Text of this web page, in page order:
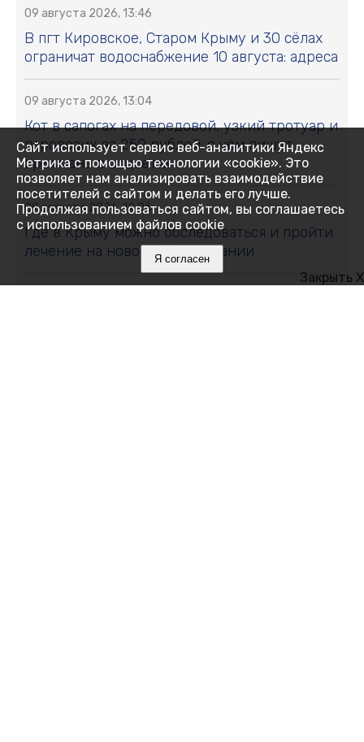
09 августа 2026, 13:46
В пгт Кировское, Старом Крыму и 30 сёлах
ограничат водоснабжение 10 августа: адреса
09 августа 2026, 13:04
Кот в сапогах на передовой, узкий тротуар и
паровозик за 250 рублей: о чём пишут
крымчане в соцсетях
09 августа 2026, 12:06
Где в Крыму можно обследоваться и пройти
лечение на новом оборудовании
Закрыть X
Сайт использует сервис веб-аналитики Яндекс
Метрика с помощью технологии «cookie». Это
позволяет нам анализировать взаимодействие
посетителей с сайтом и делать его лучше.
Продолжая пользоваться сайтом, вы соглашаетесь
с использованием файлов cookie
Я согласен